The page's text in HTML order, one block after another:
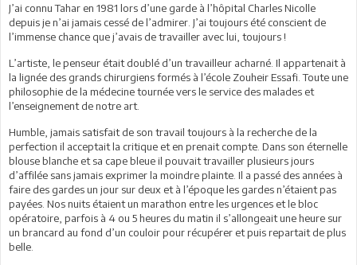
J’ai connu Tahar en 1981 lors d’une garde à l’hôpital Charles Nicolle
depuis je n’ai jamais cessé de l’admirer. J’ai toujours été conscient de
l’immense chance que j’avais de travailler avec lui, toujours !
L’artiste, le penseur était doublé d’un travailleur acharné. Il appartenait à
la lignée des grands chirurgiens formés à l’école Zouheir Essafi. Toute une
philosophie de la médecine tournée vers le service des malades et
l’enseignement de notre art.
Humble, jamais satisfait de son travail toujours à la recherche de la
perfection il acceptait la critique et en prenait compte. Dans son éternelle
blouse blanche et sa cape bleue il pouvait travailler plusieurs jours
d’affilée sans jamais exprimer la moindre plainte. Il a passé des années à
faire des gardes un jour sur deux et à l’époque les gardes n’étaient pas
payées. Nos nuits étaient un marathon entre les urgences et le bloc
opératoire, parfois à 4 ou 5 heures du matin il s’allongeait une heure sur
un brancard au fond d’un couloir pour récupérer et puis repartait de plus
belle.